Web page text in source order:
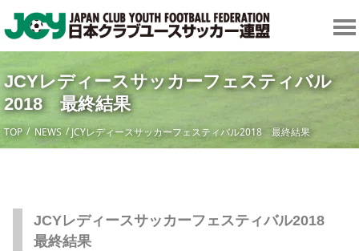
JCYレディースサッカーフェスティバル
2018 最終結果
TOP NEWS JCYレディースサッカーフェスティバル2018 最終結果
JCYレディースサッカーフェスティバル2018
最終結果